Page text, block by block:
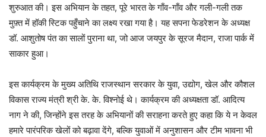
शुरुआत की। इस अभियान के तहत, पूरे भारत के गाँव-गाँव और गली-गली तक
मुफ़्त में हॉकी स्टिक पहुँचाने का लक्ष्य रखा गया है। यह सपना फेडरेशन के अध्यक्ष
डॉ. आशुतोष पंत का सालों पुराना था, जो आज जयपुर के सूरज मैदान, राजा पार्क में
साकार हुआ।
इस कार्यक्रम के मुख्य अतिथि राजस्थान सरकार के युवा, उद्योग, खेल और कौशल
विकास राज्य मंत्री श्री के. के. विश्नोई थे। कार्यक्रम की अध्यक्षता डॉ. आदित्य
नाग ने की, जिन्होंने इस तरह के अभियानों की सराहना करते हुए कहा कि ये न केवल
हमारे पारंपरिक खेलों को बढ़ावा देंगे, बल्कि युवाओं में अनुशासन और टीम भावना भी